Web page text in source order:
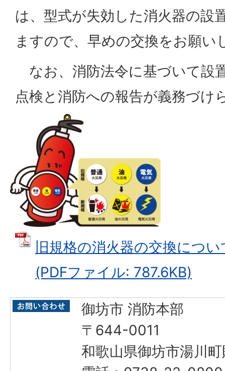
は、型式が失効した消火器の設
ますので、早めの交換をお願い
なお、消防法令に基づいて設
点検と消防への報告が義務づけ
旧規格の消火器の交換につ
(PDFファイル: 787.6KB)
御坊市 消防本部
〒644-0011
和歌山県御坊市湯川